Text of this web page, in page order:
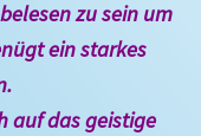
zu sein um
ein starkes
auf das geistige